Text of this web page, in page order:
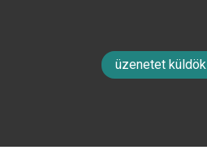
üzenetet küldök